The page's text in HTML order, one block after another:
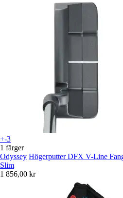
+-3
1 färger
Odyssey Högerputter DFX V-Line
Slim
1 856,00 kr